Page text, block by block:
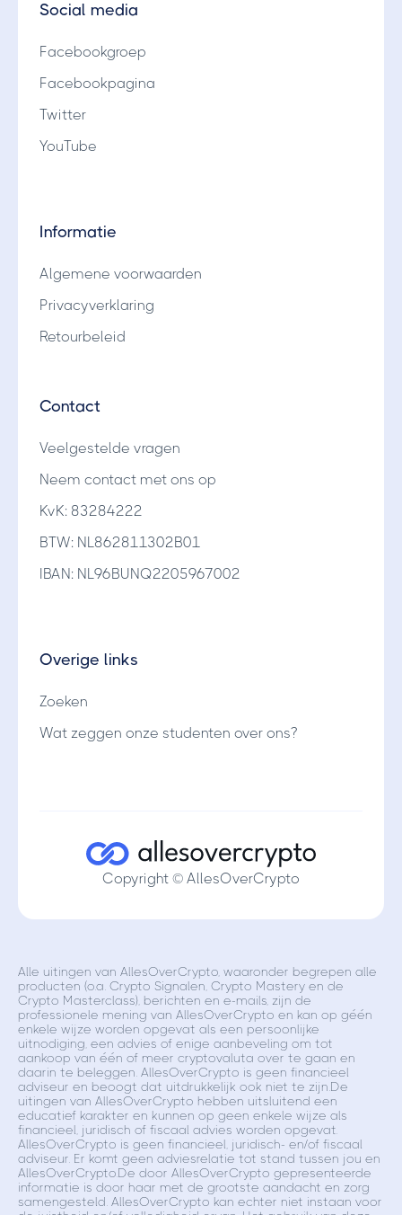
Social media
Facebookgroep
Facebookpagina
Twitter
YouTube
Informatie
Algemene voorwaarden
Privacyverklaring
Retourbeleid
Contact
Veelgestelde vragen
Neem contact met ons op
KvK: 83284222
BTW: NL862811302B01
IBAN: NL96BUNQ2205967002
Overige links
Zoeken
Wat zeggen onze studenten over ons?
Copyright © AllesOverCrypto
Alle uitingen van AllesOverCrypto, waaronder begrepen alle
producten (o.a. Crypto Signalen, Crypto Mastery en de
Crypto Masterclass), berichten en e-mails, zijn de
professionele mening van AllesOverCrypto en kan op géén
enkele wijze worden opgevat als een persoonlijke
uitnodiging, een advies of enige aanbeveling om tot
aankoop van één of meer cryptovaluta over te gaan en
daarin te beleggen. AllesOverCrypto is geen financieel
adviseur en beoogt dat uitdrukkelijk ook niet te zijn.De
uitingen van AllesOverCrypto hebben uitsluitend een
educatief karakter en kunnen op geen enkele wijze als
financieel, juridisch of fiscaal advies worden opgevat.
AllesOverCrypto is geen financieel, juridisch- en/of fiscaal
adviseur. Er komt geen adviesrelatie tot stand tussen jou en
AllesOverCrypto.De door AllesOverCrypto gepresenteerde
informatie is door haar met de grootste aandacht en zorg
samengesteld. AllesOverCrypto kan echter niet instaan voor